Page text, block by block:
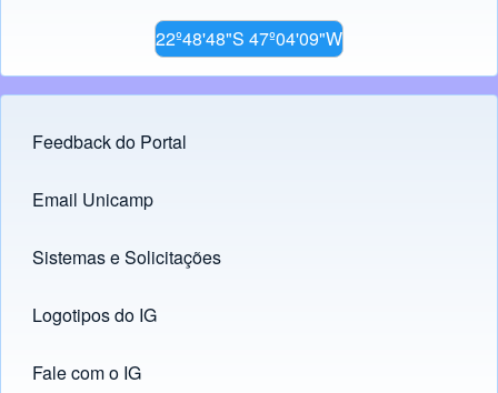
22º48'48"S 47º04'09"W
Footer menu
Feedback do Portal
Links
Email Unicamp
(opens in new tab)
Sistemas e Solicitações
(opens in new tab)
Logotipos do IG
(opens in new tab)
Fale com o IG